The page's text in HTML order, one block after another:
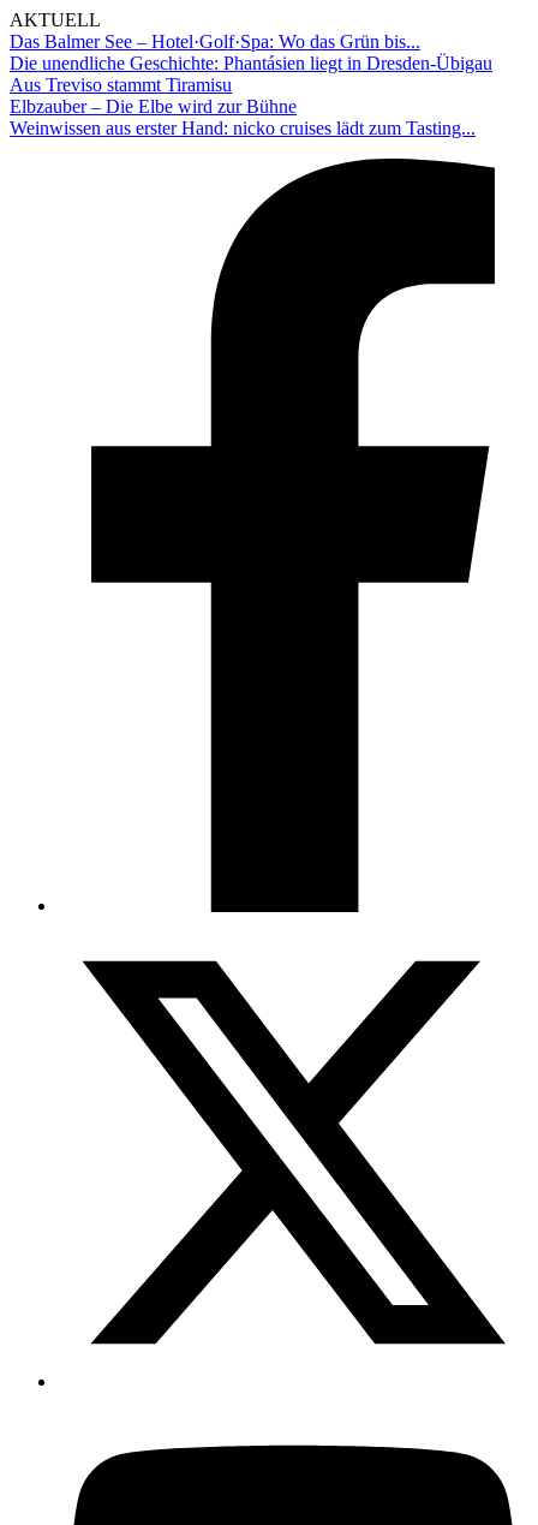
AKTUELL
Das Balmer See – Hotel·Golf·Spa: Wo das Grün bis...
Die unendliche Geschichte: Phantásien liegt in Dresden-Übigau
Aus Treviso stammt Tiramisu
Elbzauber – Die Elbe wird zur Bühne
Weinwissen aus erster Hand: nicko cruises lädt zum Tasting...